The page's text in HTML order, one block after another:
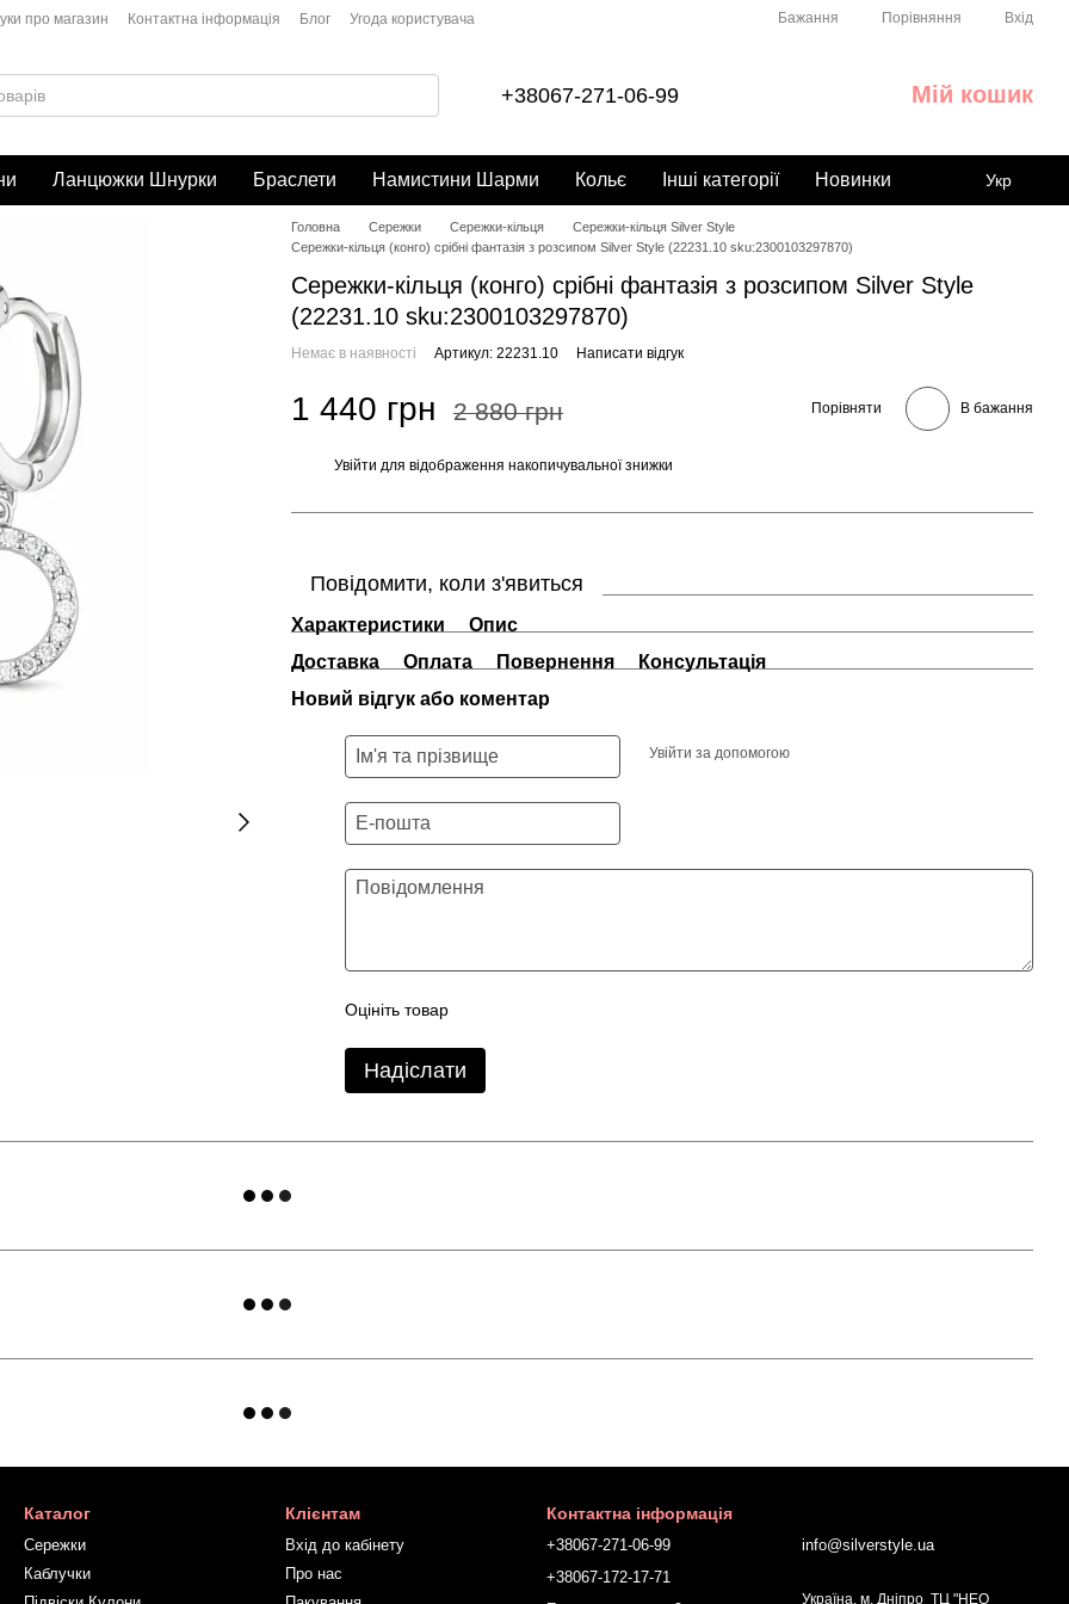
про магазин Контактна інформація Блог Угода користувача Бажання Порівняння Вхід
+38067-271-06-99 Мій кошик
Ланцюжки Шнурки Браслети Намистини Шарми Кольє Інші категорії Новинки Укр
Головна Сережки Сережки-кільця
Сережки-кільця Silver Style
Сережки-кільця (конго) срібні фантазія з розсипом Silver Style (22231.10 sku:2300103297870)
Сережки-кільця (конго) срібні фантазія з розсипом Silver Style
(22231.10 sku:2300103297870)
Немає в наявності Артикул: 22231.10 Написати відгук
1 440 грн 2 880 грн Порівняти В бажання
Увійти для відображення накопичувальної знижки
Повідомити, коли з'явиться
Характеристики
Опис
Доставка
Оплата Повернення
Консультація
Новий відгук або коментар
Увійти за допомогою
Оцініть товар
Надіслати
Каталог
Сережки
Каблучки
Клієнтам
Вхід до кабінету
Про нас
Контактна інформація
+38067-271-06-99
+38067-172-17-71
info@silverstyle.ua
Україна, м. Дніпро ТЦ "НЕО